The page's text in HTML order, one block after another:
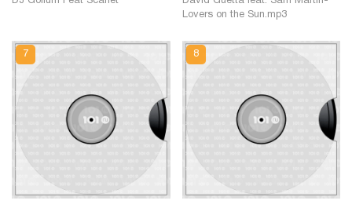
Lovers on the Sun.mp3